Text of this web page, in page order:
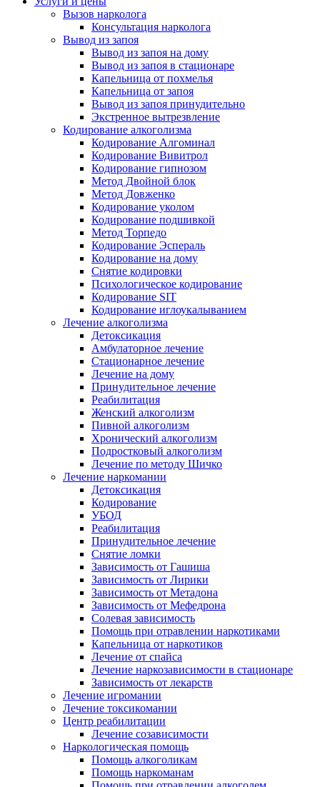
Вызов нарколога
Консультация нарколога
Вывод из запоя
Вывод из запоя на дому
Вывод из запоя в стационаре
Капельница от похмелья
Капельница от запоя
Вывод из запоя принудительно
Экстренное вытрезвление
Кодирование алкоголизма
Кодирование Алгоминал
Кодирование Вивитрол
Кодирование гипнозом
Метод Двойной блок
Метод Довженко
Кодирование уколом
Кодирование подшивкой
Метод Торпедо
Кодирование Эспераль
Кодирование на дому
Снятие кодировки
Психологическое кодирование
Кодирование SIT
Кодирование иглоукалыванием
Лечение алкоголизма
Детоксикация
Амбулаторное лечение
Стационарное лечение
Лечение на дому
Принудительное лечение
Реабилитация
Женский алкоголизм
Пивной алкоголизм
Хронический алкоголизм
Подростковый алкоголизм
Лечение по методу Шичко
Лечение наркомании
Детоксикация
Кодирование
УБОД
Реабилитация
Принудительное лечение
Снятие ломки
Зависимость от Гашиша
Зависимость от Лирики
Зависимость от Метадона
Зависимость от Мефедрона
Солевая зависимость
Помощь при отравлении наркотиками
Капельница от наркотиков
Лечение от спайса
Лечение наркозависимости в стационаре
Зависимость от лекарств
Лечение игромании
Лечение токсикомании
Центр реабилитации
Лечение созависимости
Наркологическая помощь
Помощь алкоголикам
Помощь наркоманам